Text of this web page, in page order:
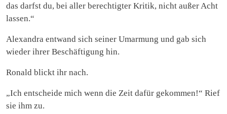
das darfst du, bei aller berechtigter Kritik, nicht außer Acht
lassen.“
Alexandra entwand sich seiner Umarmung und gab sich
wieder ihrer Beschäftigung hin.
Ronald blickt ihr nach.
„Ich entscheide mich wenn die Zeit dafür gekommen!“ Rief
sie ihm zu.